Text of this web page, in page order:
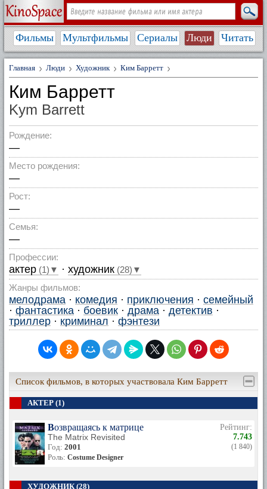
Фильмы Мультфильмы Сериалы Люди Читать
Главная Люди Художник Ким Барретт
Ким Барретт
Kym Barrett
Рождение:
—
Место рождения:
—
Рост:
—
Семья:
—
Профессии:
актер (1)▼ · художник (28)▼
Жанры фильмов:
мелодрама · комедия · приключения · семейный
· фантастика · боевик · драма · детектив ·
триллер · криминал · фэнтези
Список фильмов, в которых участвовала Ким Барретт
АКТЕР (1)
Возвращаясь к матрице
The Matrix Revisited
Год: 2001
Роль: Costume Designer
Рейтинг:
7.743
(1 840)
ХУДОЖНИК (28)